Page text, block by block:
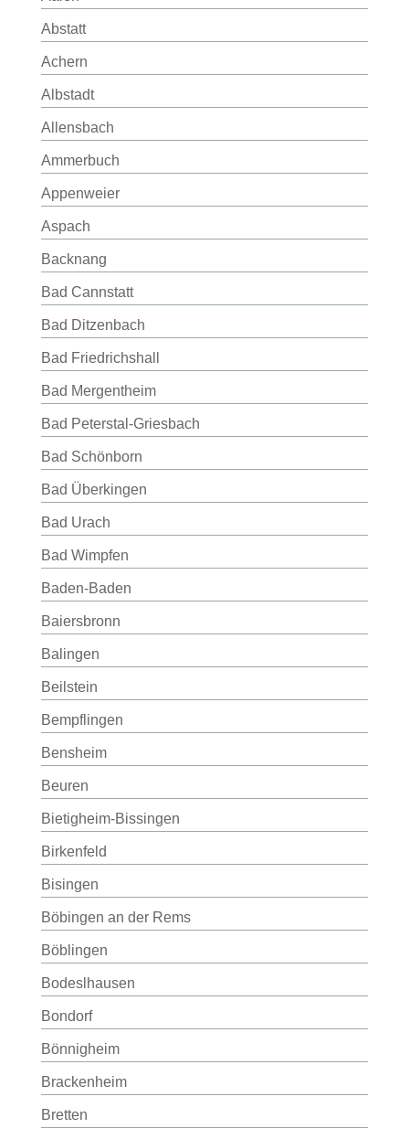
Abstatt
Achern
Albstadt
Allensbach
Ammerbuch
Appenweier
Aspach
Backnang
Bad Cannstatt
Bad Ditzenbach
Bad Friedrichshall
Bad Mergentheim
Bad Peterstal-Griesbach
Bad Schönborn
Bad Überkingen
Bad Urach
Bad Wimpfen
Baden-Baden
Baiersbronn
Balingen
Beilstein
Bempflingen
Bensheim
Beuren
Bietigheim-Bissingen
Birkenfeld
Bisingen
Böbingen an der Rems
Böblingen
Bodeslhausen
Bondorf
Bönnigheim
Brackenheim
Bretten